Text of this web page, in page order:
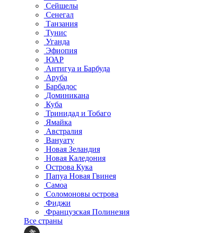
Сейшелы
Сенегал
Танзания
Тунис
Уганда
Эфиопия
ЮАР
Антигуа и Барбуда
Аруба
Барбадос
Доминикана
Куба
Тринидад и Тобаго
Ямайка
Австралия
Вануату
Новая Зеландия
Новая Каледония
Острова Кука
Папуа Новая Гвинея
Самоа
Соломоновы острова
Фиджи
Французская Полинезия
Все страны